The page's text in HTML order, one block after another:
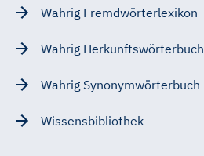
Wahrig Fremdwörterlexikon
Wahrig Herkunftswörterbuch
Wahrig Synonymwörterbuch
Wissensbibliothek